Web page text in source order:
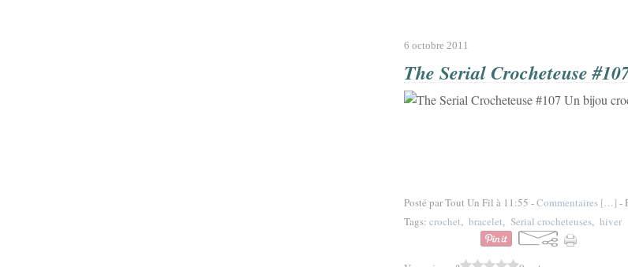
6 octobre 2011
The Serial Crocheteuse
Posté par Tout Un Fil à 11:55 -Commentaires […] -
Tags: crochet, bracelet, Serial crocheteuses, hiver